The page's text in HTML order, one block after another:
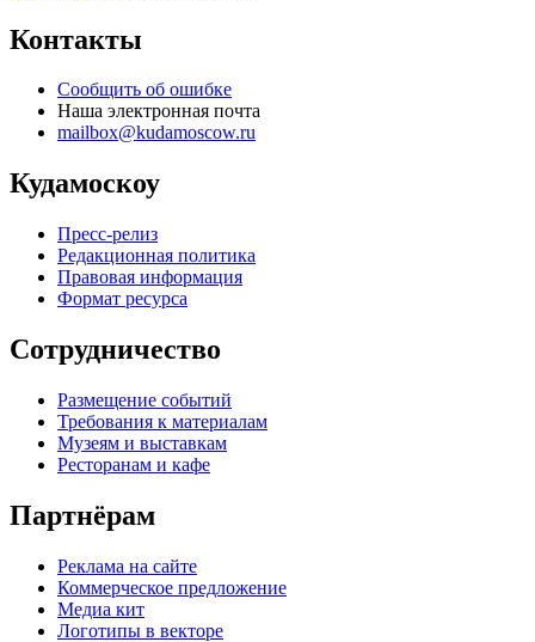
Контакты
Сообщить об ошибке
Наша электронная почта
mailbox@kudamoscow.ru
Кудамоскоу
Пресс-релиз
Редакционная политика
Правовая информация
Формат ресурса
Сотрудничество
Размещение событий
Требования к материалам
Музеям и выставкам
Ресторанам и кафе
Партнёрам
Реклама на сайте
Коммерческое предложение
Медиа кит
Логотипы в векторе